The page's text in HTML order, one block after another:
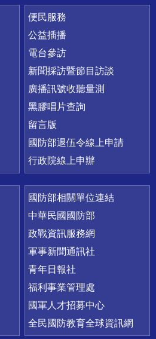
便民服務
公益插播
電台參訪
新聞採訪暨節目訪談
廣播訊號收聽量測
黑膠唱片查詢
留言版
國防部退伍令線上申請
行政院線上申辦
國防部相關單位連結
中華民國國防部
政戰資訊服務網
軍事新聞通訊社
青年日報社
福利事業管理處
國軍人才招募中心
全民國防教育全球資訊網